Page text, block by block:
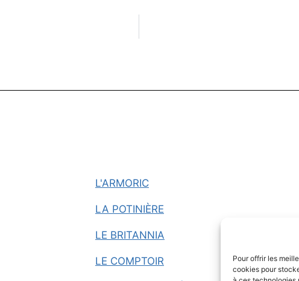
Pour offrir les
cookies pour
L'ARMORIC
LA POTINIÈRE
LE BRITANNIA
LE COMPTOIR